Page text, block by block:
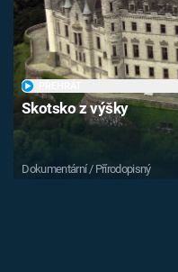
Skotsko z výšky
Dokumentární / Přírodopisný